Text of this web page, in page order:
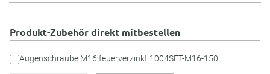
Produkt-Zubehör direkt mitbestellen
Augenschraube M16 feuerverzinkt 1004SET-M16-150